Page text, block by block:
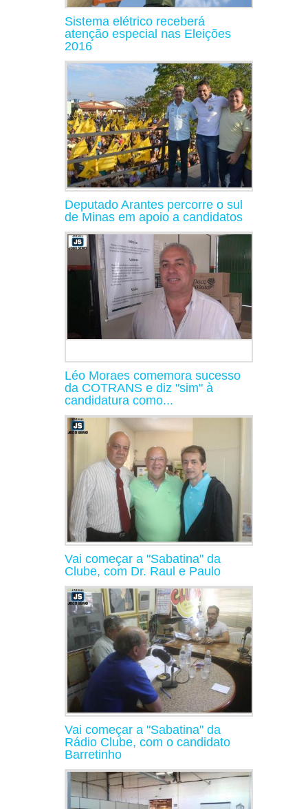
Sistema elétrico receberá
atenção especial nas Eleições
2016
Deputado Arantes percorre o sul
de Minas em apoio a candidatos
Léo Moraes comemora sucesso
da COTRANS e diz "sim" à
candidatura como...
Vai começar a "Sabatina" da
Clube, com Dr. Raul e Paulo
Vai começar a "Sabatina" da
Rádio Clube, com o candidato
Barretinho